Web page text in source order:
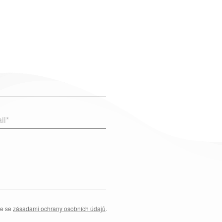
*
se zásadami ochrany osobních údajů.